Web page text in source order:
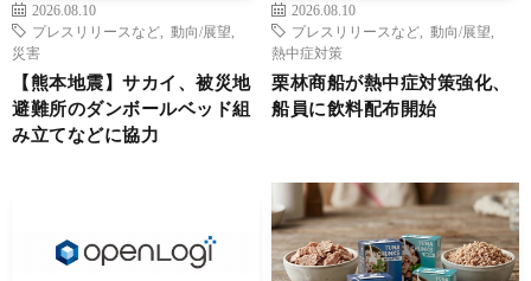
2026.08.10
プレスリリースなど
動向/展望
災害
【熊本地震】サカイ、被災地
避難所のダンボールベッド組
み立てなどに協力
2026.08.10
プレスリリースなど
動向/展望
熱中症対策
栗林商船が熱中症対策強化、
船員に飲料配布開始